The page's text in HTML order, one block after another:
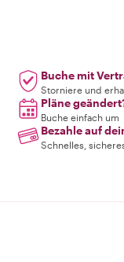
Buche mit
Storniere und
Pläne
Buche einfach um
Bezahle auf
Schnelles,